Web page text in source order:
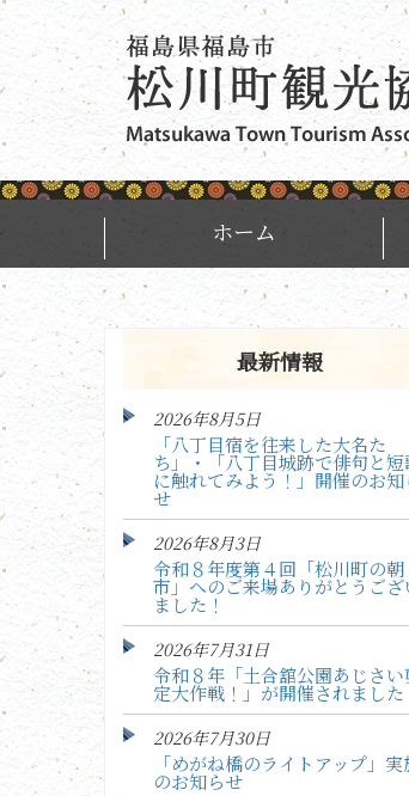
ホーム
最新情報
2026年8月5日
「八丁目宿を往来した大名た
ち」・「八丁目城跡で俳句と短
に触れてみよう！」開催のお知
せ
2026年8月3日
令和８年度第４回「松川町の朝
市」へのご来場ありがとうござ
ました！
2026年7月31日
令和８年「土合舘公園あじさい
定大作戦！」が開催されました
2026年7月30日
「めがね橋のライトアップ」実
のお知らせ